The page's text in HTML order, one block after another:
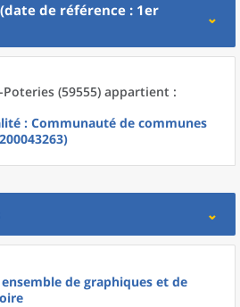
de référence : 1er
Poteries (59555) appartient :
: Communauté de communes
de graphiques et de